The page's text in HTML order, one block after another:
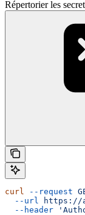
Répertorier les
curl --request
  --url
https://
  --header